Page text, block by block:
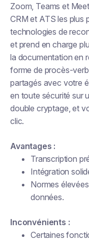
Zoom, Teams et
CRM et ATS les plus
technologies de
et prend en charge
la documentation en
forme de procès-
partagés avec votre
en toute sécurité sur
double cryptage, et
clic.
Avantages :
Transcription
Intégration
Normes
données.
Inconvénients :
Certaines